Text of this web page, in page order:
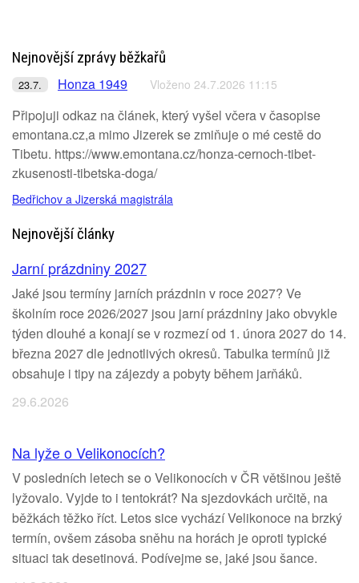
Nejnovější zprávy běžkařů
23.7. Honza 1949 Vloženo 24.7.2026 11:15
Připojuji odkaz na článek, který vyšel včera v časopise
emontana.cz,a mimo Jizerek se zmiňuje o mé cestě do
Tibetu. https://www.emontana.cz/honza-cernoch-tibet-
zkusenosti-tibetska-doga/
Bedřichov a Jizerská magistrála
Nejnovější články
Jarní prázdniny 2027
Jaké jsou termíny jarních prázdnin v roce 2027? Ve
školním roce 2026/2027 jsou jarní prázdniny jako obvykle
týden dlouhé a konají se v rozmezí od 1. února 2027 do 14.
března 2027 dle jednotlivých okresů. Tabulka termínů již
obsahuje i tipy na zájezdy a pobyty během jarňáků.
29.6.2026
Na lyže o Velikonocích?
V posledních letech se o Velikonocích v ČR většinou ještě
lyžovalo. Vyjde to i tentokrát? Na sjezdovkách určitě, na
běžkách těžko říct. Letos sice vychází Velikonoce na brzký
termín, ovšem zásoba sněhu na horách je oproti typické
situaci tak desetinová. Podívejme se, jaké jsou šance.